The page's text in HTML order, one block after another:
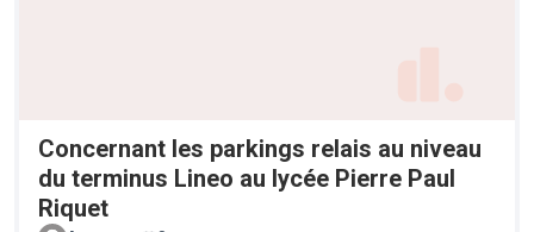
Concernant les parkings relais au niveau
du terminus Lineo au lycée Pierre Paul
Riquet